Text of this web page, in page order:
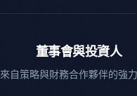
董事會與投資人
來自策略與財務合作夥伴的強